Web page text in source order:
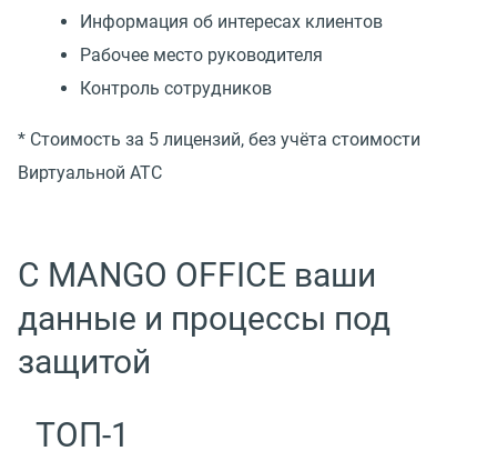
Информация об интересах клиентов
Рабочее место руководителя
Контроль сотрудников
* Стоимость за 5 лицензий, без учёта стоимости
Виртуальной АТС
С MANGO OFFICE ваши
данные и процессы под
защитой
ТОП-1